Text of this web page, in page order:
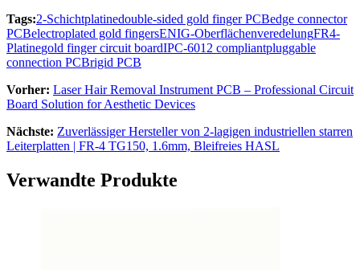
Tags:2-Schichtplatinedouble-sided gold finger PCBedge connector
PCBelectroplated gold fingersENIG-OberflächenveredelungFR4-
Platinegold finger circuit boardIPC-6012 compliantpluggable
connection PCBrigid PCB
Vorher: Laser Hair Removal Instrument PCB – Professional Circuit
Board Solution for Aesthetic Devices
Nächste: Zuverlässiger Hersteller von 2-lagigen industriellen starren
Leiterplatten | FR-4 TG150, 1.6mm, Bleifreies HASL
Verwandte Produkte